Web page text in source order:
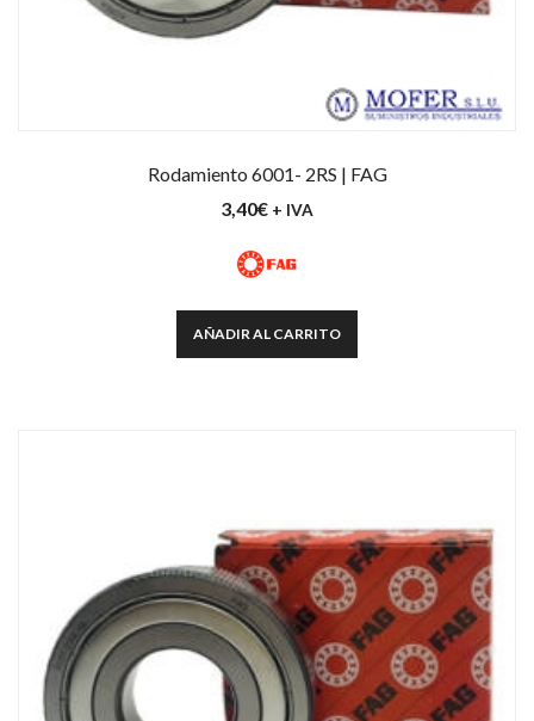
Rodamiento 6001- 2RS | FAG
3,40€ + IVA
AÑADIR AL CARRITO